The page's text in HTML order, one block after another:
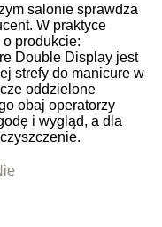
salonie sprawdza
W praktyce
produkcie:
Double Display jest
strefy do manicure w
oddzielone
obaj operatorzy
i wygląd, a dla